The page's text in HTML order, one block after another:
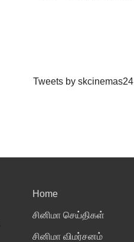
Tweets by skcinemas24
Home
சினிமா செய்திகள்
சினிமா விமர்சனம்